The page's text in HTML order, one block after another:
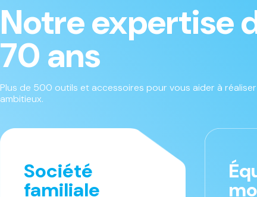
Notre expertise
70 ans
Plus de 500 outils et accessoires pour vous aider à
ambitieux.
Société
familiale